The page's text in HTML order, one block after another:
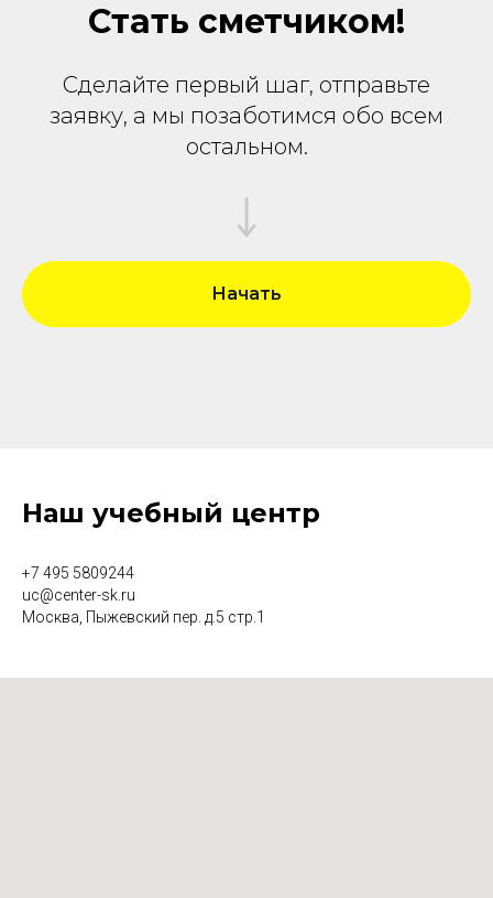
Стать сметчиком!
Сделайте первый шаг, отправьте
заявку, а мы позаботимся обо всем
остальном.
Начать
Наш учебный центр
+7 495 5809244
uc@center-sk.ru
Москва, Пыжевский пер. д.5 стр.1